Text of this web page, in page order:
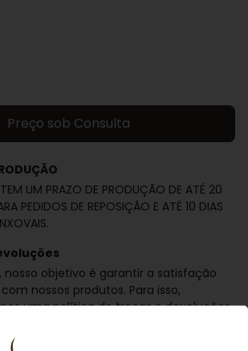
UM PRAZO DE PRODUÇÃO DE ATÉ 20
PEDIDOS DE REPOSIÇÃO E ATÉ 10 DIAS
nosso objetivo é garantir a satisfação
nossos produtos. Para isso,
uma política de trocas e devoluções